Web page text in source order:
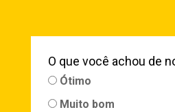
O que você achou de
Ótimo
Muito bom